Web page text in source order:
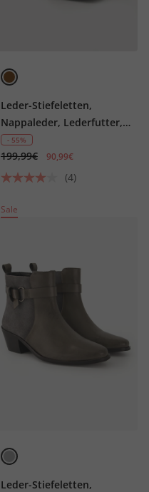
Leder-Stiefeletten,
Nappaleder, Lederfutter,
Weite H
- 55%
199,99€ 90,99€
(4)
Sale
Leder-Stiefeletten,